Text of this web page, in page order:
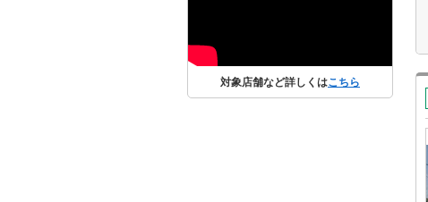
対象店舗など詳しくはこちら